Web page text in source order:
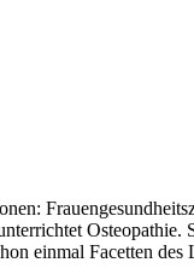
Osteopathie.
einmal Facetten des